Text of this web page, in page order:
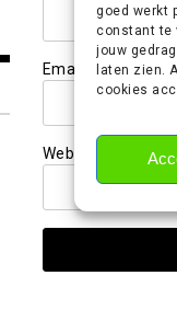
goed werkt
constant te
jouw
laten zien.
cookies
Email
Website